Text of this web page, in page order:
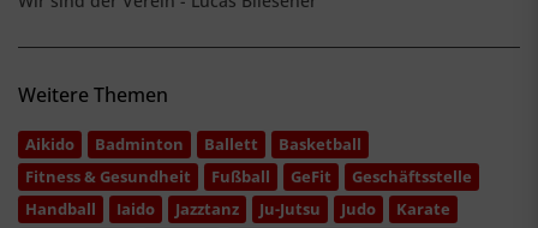
Weitere Themen
Aikido Badminton Ballett
Basketball
Fitness & Gesundheit
Fußball GeFit
Geschäftsstelle
Handball
Iaido Jazztanz Ju-Jutsu Judo
Karate